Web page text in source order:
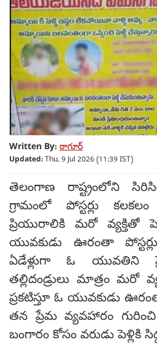
Written By: ఠాగూర్
Updated:Thu, 9 Jul 2026 (11:39 IST)
తెలంగాణ రాష్ట్రంలోని
గ్రామంలో పోస్టర్లు
ప్రియురాలికి మరో వ్యక్తితో
యువకుడు ఊరంతా
ఏడేళ్లుగా ఓ యువతిని
తల్లిదండ్రులు మాత్రం మరో
ప్రకటిస్తూ ఓ యువకుడు
తన ప్రేమ వ్యవహారం
బంగారం కోసం వరుడు పెళ్లికి